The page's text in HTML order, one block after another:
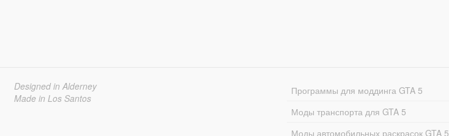
Designed in Alderney
Made in Los Santos
Программы для моддинга GTA 5
Моды транспорта для GTA 5
Моды автомобильных раскрасок GTA 5